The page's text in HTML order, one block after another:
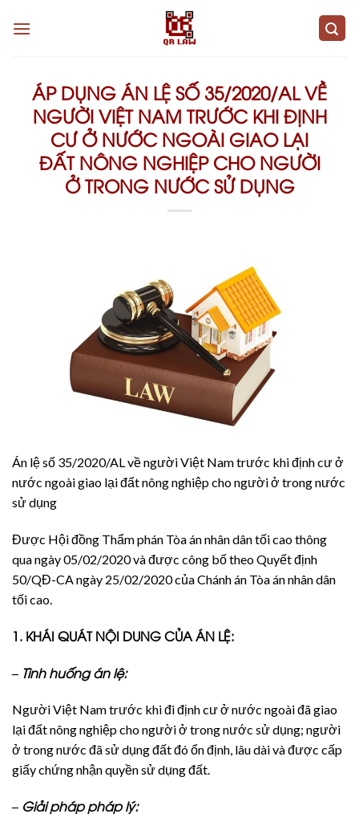
ÁP DỤNG ÁN LỆ SỐ 35/2020/AL VỀ
NGƯỜI VIỆT NAM TRƯỚC KHI ĐỊNH
CƯ Ở NƯỚC NGOÀI GIAO LẠI
ĐẤT NÔNG NGHIỆP CHO NGƯỜI
Ở TRONG NƯỚC SỬ DỤNG
Án lệ số 35/2020/AL về người Việt Nam trước khi định cư ở
nước ngoài giao lại đất nông nghiệp cho người ở trong nước
sử dụng
Được Hội đồng Thẩm phán Tòa án nhân dân tối cao thông
qua ngày 05/02/2020 và được công bố theo Quyết định
50/QĐ-CA ngày 25/02/2020 của Chánh án Tòa án nhân dân
tối cao.
1. KHÁI QUÁT NỘI DUNG CỦA ÁN LỆ:
– Tình huống án lệ:
Người Việt Nam trước khi đi định cư ở nước ngoài đã giao
lại đất nông nghiệp cho người ở trong nước sử dụng; người
ở trong nước đã sử dụng đất đó ổn định, lâu dài và được cấp
giấy chứng nhận quyền sử dụng đất.
– Giải pháp pháp lý: